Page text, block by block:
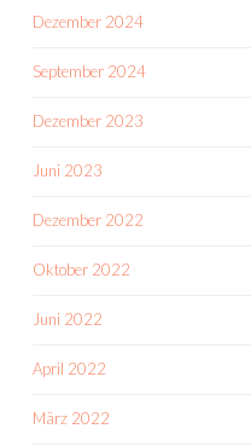
Dezember 2024
September 2024
Dezember 2023
Juni 2023
Dezember 2022
Oktober 2022
Juni 2022
April 2022
März 2022